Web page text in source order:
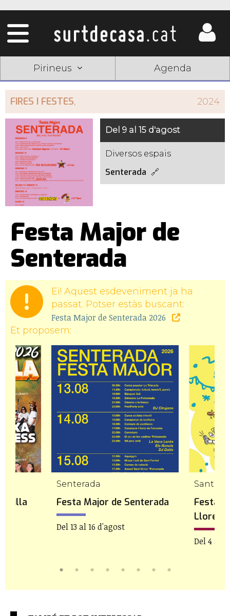
Pirineus Agenda
FIRES I FESTES, 2024
Del 9 al 15 d'agost
Diversos espais
Senterada
Festa Major de
Senterada
Ei! Aquest esdeveniment ja ha
passat. Potser estàs buscant:
Festa Major de Senterada 2026
Et proposem:
Senterada
Festa Major de Senterada
Del 13 al 16 d'agost
Sant
Festa
Llorenç
Del 4 al